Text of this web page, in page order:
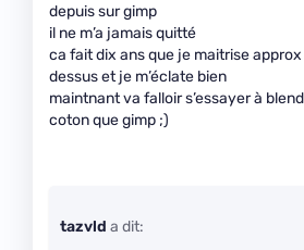
depuis sur gimp
il ne m’a jamais quitté
ca fait dix ans que je maitrise
dessus et je m’éclate bien
maintnant va falloir s’essayer à
coton que gimp ;)
tazvld a dit: